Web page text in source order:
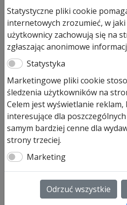
Hormann EcoStar
Domek ogrodowy
metalowy domek
wysokiej odporności
Hormann EcoStar Euroline –
trwałe a także nowoczesne
poszukujących bezpiecznego
przechowywania w ogrodzie.
ogrodowyzostał
wieloletniej trwałości, estetyce
odporności na trudne warunki
Idealnie sprawdza się jako
ogrodowe, rowery, meble
sezonowy.
Statystyczne pliki cookie
internetowych zrozumieć, w
użytkownicy zachowują się na
zgłaszając anonimowe
Statystyka
Marketingowe pliki cookie
śledzenia użytkowników na
Celem jest wyświetlanie
interesujące dla
samym bardziej cenne dla
strony trzeciej.
Marketing
Odrzuć wszystkie